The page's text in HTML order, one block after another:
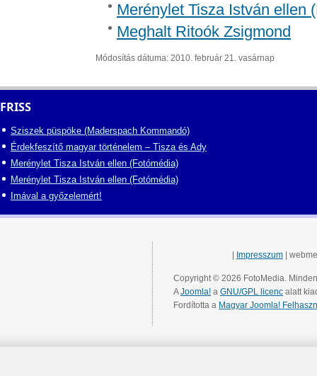
Merénylet Tisza István ellen
Meghalt Ritoók Zsigmond
Módosítás dátuma: 2010. február 21. vasárnap
FRISS
Sziszek püspöke (Maderspach Kommandó)
Érdekfeszítő magyar történelem – Tisza és Ady
Merénylet Tisza István ellen (Fotómédia)
Merénylet Tisza István ellen (Fotómédia)
Imával a győzelemért!
Impresszum |
Copyright © 2026 FotoMedia.
AJoomla! a GNU/GPL licenc alatt
Fordította a Magyar Joomla!